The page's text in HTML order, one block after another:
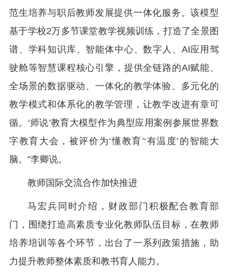
范生培养与职后教师发展提供一体化服务。该模型
基于学校2万多节课堂教学视频训练，打造了全景图
谱、学科知识库、智能体中心、数字人、AI应用驾
驶舱等智慧课程核心引擎，提供全链路的AI赋能、
全场景的数据驱动、一体化的教学体验、多元化的
教学模式和体系化的教学管理，让教学改进有章可
循。‘师说’教育大模型作为典型应用案例参展世界数
字教育大会，被评价为‘懂教育’‘有温度’的智能大
脑。”李卿说。
教师国际交流合作加快推进
马宏兵同时介绍，财政部门积极配合教育部
门，围绕打造高素质专业化教师队伍目标，在教师
培养培训等各个环节，出台了一系列政策措施，助
力提升教师整体素质和教书育人能力。